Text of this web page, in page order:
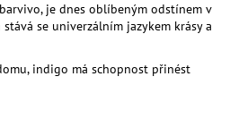
je dnes oblíbeným odstínem v
se univerzálním jazykem krásy a
indigo má schopnost přinést